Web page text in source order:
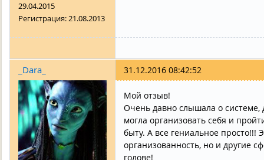
29.04.2015
Регистрация:21.08.2013
_Dara_ 31.12.2016 08:42:52
Мой отзыв!
Очень давно слышала о системе,
могла организовать себя и
быту. А все гениальное просто!!!
организованность, но и другие
голове!